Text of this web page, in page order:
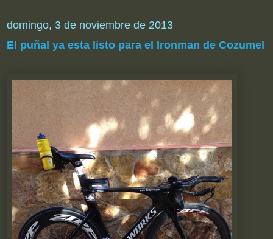
domingo, 3 de noviembre de 2013
El puñal ya esta listo para el Ironman de Cozumel